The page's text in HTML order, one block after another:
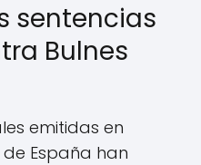
sentencias
Bulnes
emitidas en
España han